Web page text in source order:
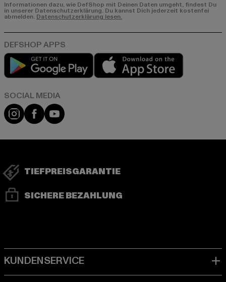
Informationen dazu, wie DefShop mit Deinen Daten umgeht, findest Du
in unserer Datenschutzerklärung. Du kannst Dich jederzeit kostenfei
abmelden. Datenschutzerklärung lesen.
Play market
Instagram
FacebookYouTube
TIEFPREISGARANTIE
SICHERE BEZAHLUNG